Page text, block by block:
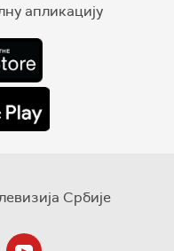
апликацију
Србије